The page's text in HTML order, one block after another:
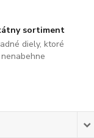
sortiment
diely, ktoré